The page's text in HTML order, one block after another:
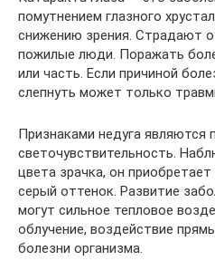
помутнением глазного
снижению зрения. Страдают
пожилые люди. Поражать
или часть. Если причиной
слепнуть может только
Признаками недуга являются
светочувствительность.
цвета зрачка, он
серый оттенок. Развитие
могут сильное тепловое
облучение, воздействие
болезни организма.